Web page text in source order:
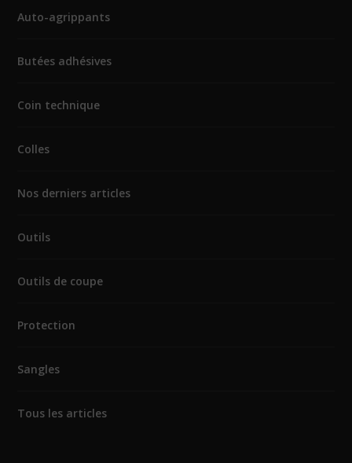
Auto-agrippants
Butées adhésives
Coin technique
Colles
Nos derniers articles
Outils
Outils de coupe
Protection
Sangles
Tous les articles